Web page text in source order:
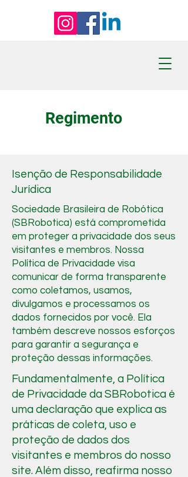
Regimento
Isenção de Responsabilidade
Jurídica
Sociedade Brasileira de Robótica
(SBRobotica) está comprometida
em proteger a privacidade dos seus
visitantes e membros. Nossa
Política de Privacidade visa
comunicar de forma transparente
como coletamos, usamos,
divulgamos e processamos os
dados fornecidos por você. Ela
também descreve nossos esforços
para garantir a segurança e
proteção dessas informações.
Fundamentalmente, a Política
de Privacidade da SBRobotica é
uma declaração que explica as
práticas de coleta, uso e
proteção de dados dos
visitantes e membros do nosso
site. Além disso, reafirma nosso